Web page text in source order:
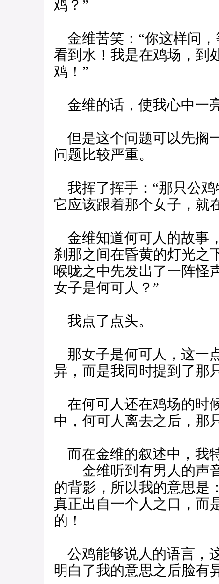
鸡？”
金维苦笑：“你这样问
看到水！我是在鸡场，到
鸡！”
金维的话，使我心中一
但是这个问题可以先搁
问题比较严重。
我挥了挥手：“那只公
它应该跟着那个女子，就
金维知道何可人的故事
刹那之间在昏黄的灯光之
喉咙之中先发出了一阵怪
女子是何可人？”
我点了点头。
那女子是何可人，这一
异，而是我同时提到了那
在何可人还在鸡场的时
中，何可人离去之后，那
而在金维的叙述中，我
——金维听到有男人的声
的背影，所以我的意思是
真正出自一个人之口，而
的！
公鸡能够说人的语言，
明白了我的意思之后脸有